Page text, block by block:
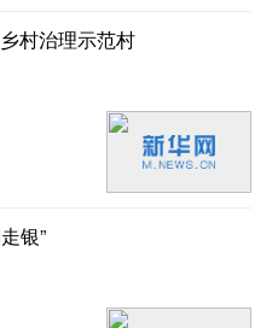
乡村治理示范村
银”